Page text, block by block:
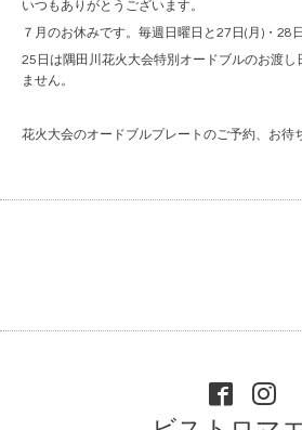
いつもありがとうございます。
７月のお休みです。毎週日曜日と27日(月)・28
25日は隅田川花火大会特別オードブルのお渡し
ません。
花火大会のオードブルプレートのご予約、お待